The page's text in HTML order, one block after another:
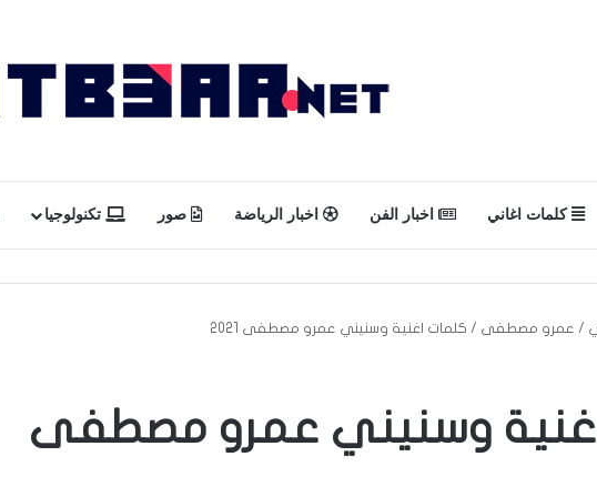
كلمات اغاني اخبار الفن اخبار الرياضة صور تكنولوجيا
/ عمرو مصطفى / كلمات اغنية وسنيني عمرو مصطفى 2021
وسنيني عمرو مصطفى